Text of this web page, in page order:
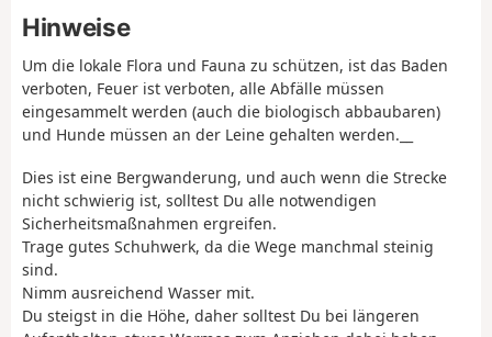
Hinweise
Um die lokale Flora und Fauna zu schützen, ist das Baden
verboten, Feuer ist verboten, alle Abfälle müssen
eingesammelt werden (auch die biologisch abbaubaren)
und Hunde müssen an der Leine gehalten werden.__
Dies ist eine Bergwanderung, und auch wenn die Strecke
nicht schwierig ist, solltest Du alle notwendigen
Sicherheitsmaßnahmen ergreifen.
Trage gutes Schuhwerk, da die Wege manchmal steinig
sind.
Nimm ausreichend Wasser mit.
Du steigst in die Höhe, daher solltest Du bei längeren